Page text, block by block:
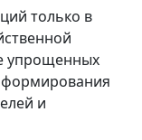
только в
упрощенных
формирования
и